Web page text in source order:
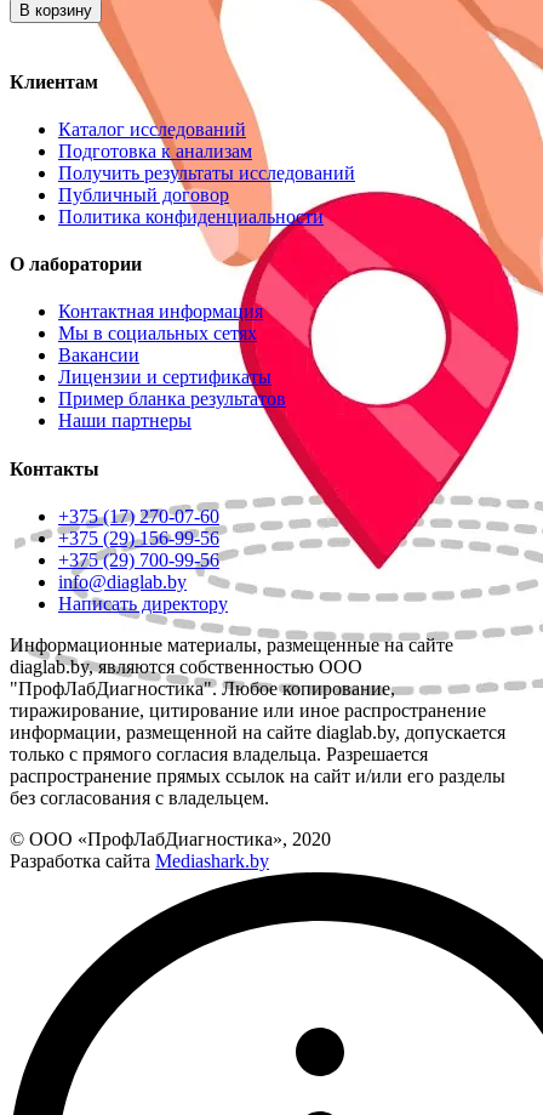
В корзину
Клиентам
Каталог исследований
Подготовка к анализам
Получить результаты исследований
Публичный договор
Политика конфиденциальности
О лаборатории
Контактная информация
Мы в социальных сетях
Вакансии
Лицензии и сертификаты
Пример бланка результатов
Наши партнеры
Контакты
+375 (17) 270-07-60
+375 (29) 156-99-56
+375 (29) 700-99-56
info@diaglab.by
Написать директору
Информационные материалы, размещенные на сайте
diaglab.by, являются собственностью ООО
"ПрофЛабДиагностика". Любое копирование,
тиражирование, цитирование или иное распространение
информации, размещенной на сайте diaglab.by, допускается
только с прямого согласия владельца. Разрешается
распространение прямых ссылок на сайт и/или его разделы
без согласования с владельцем.
© ООО «ПрофЛабДиагностика», 2020
Разработка сайта Mediashark.by